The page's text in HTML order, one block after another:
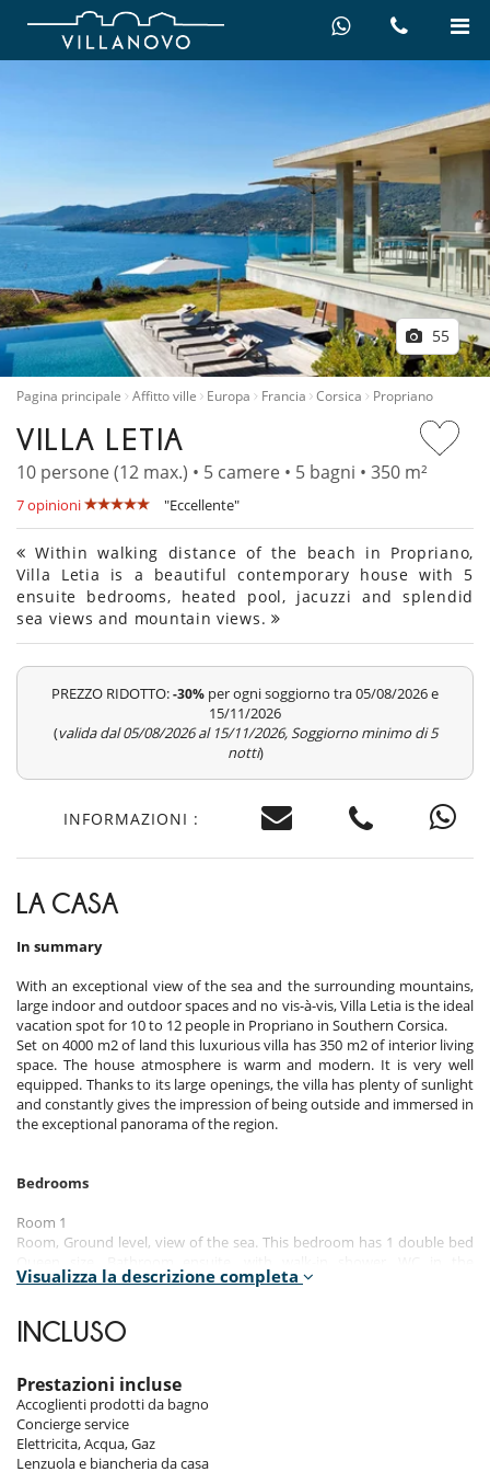
55
Pagina principale Affitto ville Europa Francia Corsica Propriano
VILLA LETIA
10 persone (12 max.) • 5 camere • 5 bagni • 350 m²
7 opinioni "Eccellente"
Within walking distance of the beach in Propriano,
Villa Letia is a beautiful contemporary house with 5
ensuite bedrooms, heated pool, jacuzzi and splendid
sea views and mountain views.
PREZZO RIDOTTO:-30% per ogni soggiorno tra 05/08/2026 e
15/11/2026
(valida dal 05/08/2026 al 15/11/2026, Soggiorno minimo di 5
notti)
INFORMAZIONI :
LA CASA
In summary
With an exceptional view of the sea and the surrounding mountains,
large indoor and outdoor spaces and no vis-à-vis, Villa Letia is the ideal
vacation spot for 10 to 12 people in Propriano in Southern Corsica.
Set on 4000 m2 of land this luxurious villa has 350 m2 of interior living
space. The house atmosphere is warm and modern. It is very well
equipped. Thanks to its large openings, the villa has plenty of sunlight
and constantly gives the impression of being outside and immersed in
the exceptional panorama of the region.
Bedrooms
Room 1
Room, Ground level, view of the sea. This bedroom has 1 double bed
bathroom. This bedroom includes also air conditioning, safe, dressing
Room 2
Queen size. Bathroom ensuite, with walk-in shower. WC in the
bathroom. This bedroom includes also air conditioning, safe, dressing
room.
Room 3
Visualizza la descrizione completa
INCLUSO
Prestazioni incluse
Accoglienti prodotti da bagno
Concierge service
Elettricita, Acqua, Gaz
Lenzuola e biancheria da casa